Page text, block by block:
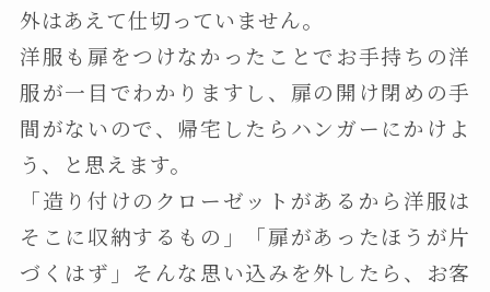
外はあえて仕切っていません。
洋服も扉をつけなかったことでお手持ちの洋
服が一目でわかりますし、扉の開け閉めの手
間がないので、帰宅したらハンガーにかけよ
う、と思えます。
「造り付けのクローゼットがあるから洋服は
そこに収納するもの」「扉があったほうが片
づくはず」そんな思い込みを外したら、お客